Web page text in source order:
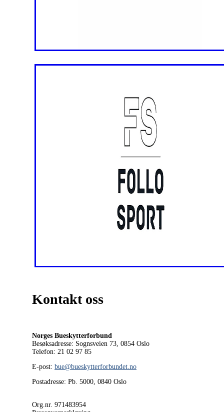
Kontakt oss
Norges Bueskytterforbund
Besøksadresse: Sognsveien 73, 0854 Oslo
Telefon: 21 02 97 85
E-post: bue@bueskytterforbundet.no
Postadresse: Pb. 5000, 0840 Oslo
Org.nr. 971483954